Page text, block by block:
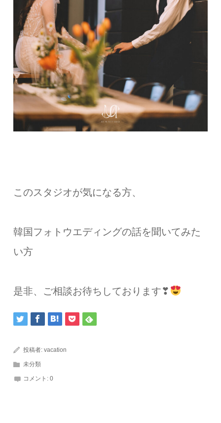
このスタジオが気になる方、
韓国フォトウエディングの話を聞いてみた
い方
是非、ご相談お待ちしております❣
投稿者:vacation
未分類
コメント:0